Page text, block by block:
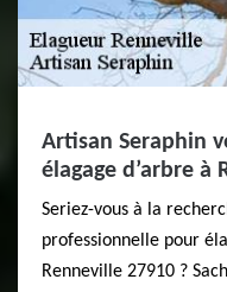
Artisan Seraphin
élagage d’arbre à
Seriez-vous à la
professionnelle pour
Renneville 27910 ?